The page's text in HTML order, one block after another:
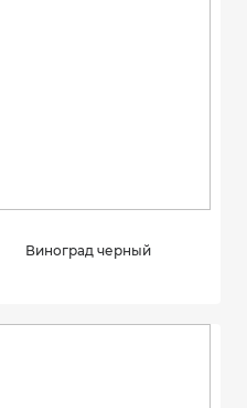
Виноград черный